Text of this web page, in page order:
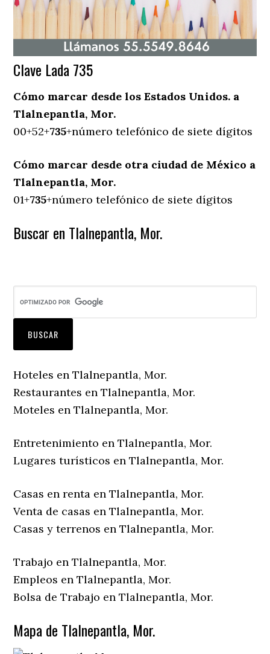
Clave Lada 735
Cómo marcar desde los Estados Unidos. a
Tlalnepantla, Mor.
00+52+735+número telefónico de siete dígitos
Cómo marcar desde otra ciudad de México a
Tlalnepantla, Mor.
01+735+número telefónico de siete dígitos
Buscar en Tlalnepantla, Mor.
Hoteles en Tlalnepantla, Mor.
Restaurantes en Tlalnepantla, Mor.
Moteles en Tlalnepantla, Mor.
Entretenimiento en Tlalnepantla, Mor.
Lugares turísticos en Tlalnepantla, Mor.
Casas en renta en Tlalnepantla, Mor.
Venta de casas en Tlalnepantla, Mor.
Casas y terrenos en Tlalnepantla, Mor.
Trabajo en Tlalnepantla, Mor.
Empleos en Tlalnepantla, Mor.
Bolsa de Trabajo en Tlalnepantla, Mor.
Mapa de Tlalnepantla, Mor.